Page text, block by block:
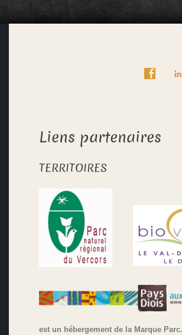
Liens partenaires
TERRITOIRES
est un hébergement de la Marque Parc.